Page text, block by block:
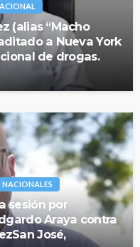
(alias “Macho
a Nueva York
de drogas.
sesión por
Araya contra
José,